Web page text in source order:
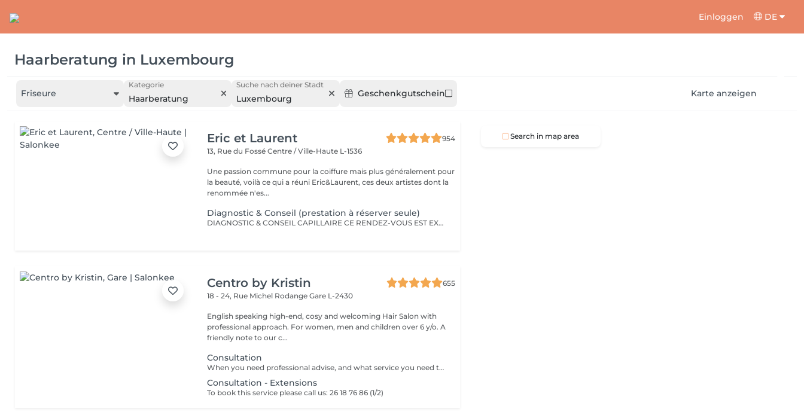
Einloggen DE
Haarberatung in Luxembourg
Friseure
Kategorie
Haarberatung
Suche nach deiner Stadt
Luxembourg Geschenkgutschein Karte anzeigen
Eric et Laurent
954
13, Rue du FosséCentre / Ville-Haute L-1536
Une passion commune pour la coiffure mais plus généralement pour
la beauté, voilà ce qui a réuni Eric&Laurent, ces deux artistes dont la
renommée n'es...
Diagnostic & Conseil (prestation à réserver seule)
DIAGNOSTIC & CONSEIL CAPILLAIRE CE RENDEZ-VOUS EST EXCLUSIVEMENT RÉSERVÉ À UNE PREMIÈRE RENCONTRE AVEC NOTRE EXPERT CAPILLAIRE AFIN DE RÉALISER UN DIAGNOSTIC PERSONNALISÉ DE VOS CHEVEUX ET DE VOTRE CUIR CHEVELU. CETTE CONSULTATION DOIT ÊTRE RÉSERVÉE SEULE ET NE PEUT ÊTRE ASSOCIÉE À AUCUNE AUTRE PRESTATION OU RÉSERVATION. À L'ISSUE DE CET ÉCHANGE, UN ACCOMPAGNEMENT ET DES RECOMMANDATIONS ADAPTÉS À VOS BESOINS POURRONT VOUS ÊTRE PROPOSÉS. Diagnostic & Conseil Capillaire Prenez un moment privilégié pour échanger autour de vos cheveux, de vos envies et de vos habitudes. Lors de ce rendez-vous, nous réalisons un diagnostic personnalisé du cuir chevelu et de la fibre capillaire, nous vous orientons vers les coupes, couleurs et traitements les plus adaptés à votre image, à votre routine et à la beauté naturelle de vos cheveux. Nous vous apportons également des conseils personnalisés sur l'entretien à la maison ainsi que sur les produits les plus adaptés à vos besoins pour prolonger les résultats et préserver la beauté de vos cheveux au quotidien. Ce moment permet aussi de répondre à toutes vos questions et de construire ensemble un résultat entièrement sur mesure.
Centro by Kristin
655
18 - 24, Rue Michel RodangeGare L-2430
English speaking high-end, cosy and welcoming Hair Salon with
professional approach. For women, men and children over 6 y/o. A
friendly note to our c...
Consultation
When you need professional advise, and what service you need to book.
Consultation - Extensions
To book this service please call us: 26 18 76 86 (1/2)
Search in map area